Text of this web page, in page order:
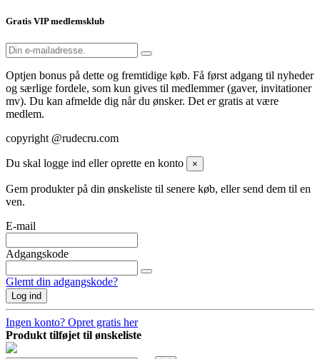
Gratis VIP medlemsklub
Optjen bonus på dette og fremtidige køb. Få først adgang til nyheder
og særlige fordele, som kun gives til medlemmer (gaver, invitationer
mv). Du kan afmelde dig når du ønsker. Det er gratis at være
medlem.
copyright @rudecru.com
Du skal logge ind eller oprette en konto ×
Gem produkter på din ønskeliste til senere køb, eller send dem til en
ven.
E-mail
Adgangskode
Glemt din adgangskode?
Log ind
Ingen konto? Opret gratis her
Produkt tilføjet til ønskeliste